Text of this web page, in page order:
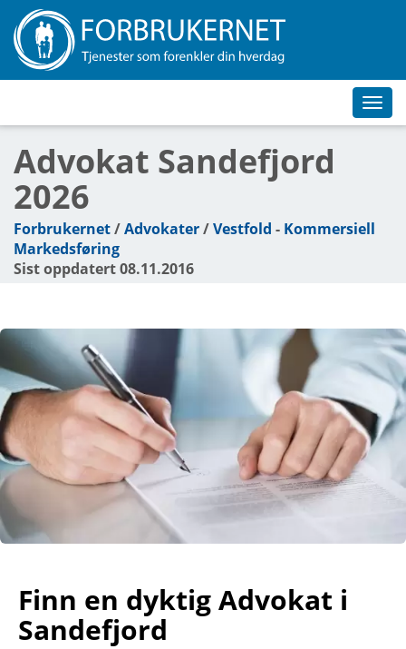
Advokat Sandefjord
2026
Forbrukernet/Advokater/Vestfold - Kommersiell
Markedsføring
Sist oppdatert 08.11.2016
Finn en dyktig Advokat i
Sandefjord